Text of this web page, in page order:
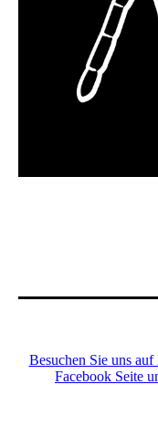
Besuchen Sie uns
Facebook Seite